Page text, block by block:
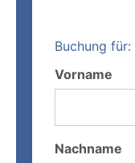
Buchung für:
Vorname
Nachname